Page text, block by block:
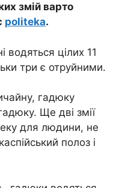
змій варто
politeka.
водяться цілих 11
три є отруйними.
гадюку
Ще дві змії
для людини, не
полоз і